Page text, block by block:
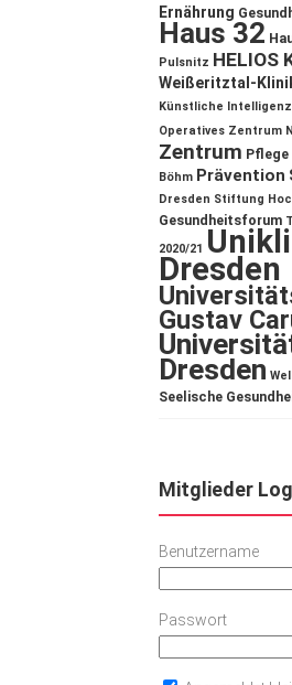
Ernährung
Haus 32
Pulsnitz HELIOS
Weißeritztal-
Künstliche Intelligenz
Operatives Zentrum
Zentrum Pflege
Böhm Prävention
Dresden Stiftung
Gesundheitsforum
2020/21
Dresden
Gustav
Dresden
Seelische
Mitglieder
Benutzername
Passwort